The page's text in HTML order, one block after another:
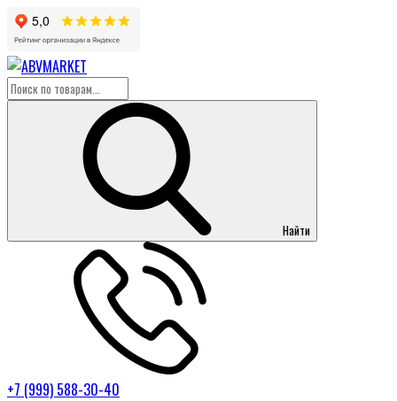
Найти
+7 (999) 588-30-40